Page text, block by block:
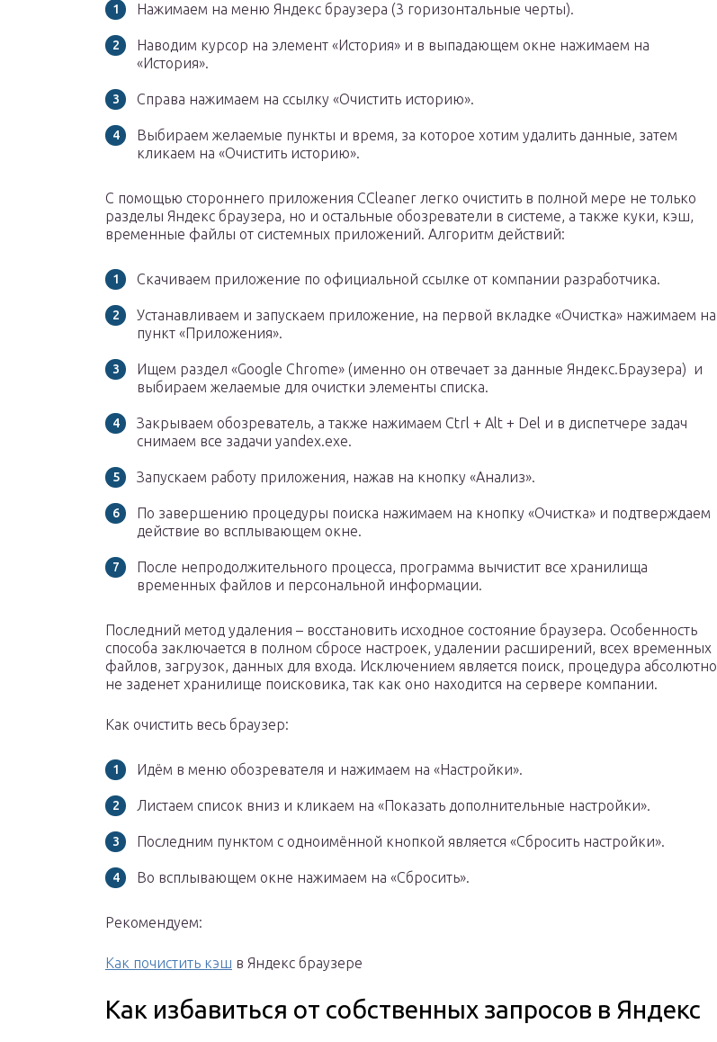
Нажимаем на меню Яндекс браузера (3 горизонтальные черты).
Наводим курсор на элемент «История» и в выпадающем окне нажимаем на
«История».
Справа нажимаем на ссылку «Очистить историю».
Выбираем желаемые пункты и время, за которое хотим удалить данные, затем
кликаем на «Очистить историю».
С помощью стороннего приложения CCleaner легко очистить в полной мере не только
разделы Яндекс браузера, но и остальные обозреватели в системе, а также куки, кэш,
временные файлы от системных приложений. Алгоритм действий:
Скачиваем приложение по официальной ссылке от компании разработчика.
Устанавливаем и запускаем приложение, на первой вкладке «Очистка» нажимаем на
пункт «Приложения».
Ищем раздел «Google Chrome» (именно он отвечает за данные Яндекс.Браузера) и
выбираем желаемые для очистки элементы списка.
Закрываем обозреватель, а также нажимаем Ctrl + Alt + Del и в диспетчере задач
снимаем все задачи yandex.exe.
Запускаем работу приложения, нажав на кнопку «Анализ».
По завершению процедуры поиска нажимаем на кнопку «Очистка» и подтверждаем
действие во всплывающем окне.
После непродолжительного процесса, программа вычистит все хранилища
временных файлов и персональной информации.
Последний метод удаления – восстановить исходное состояние браузера. Особенность
способа заключается в полном сбросе настроек, удалении расширений, всех временных
файлов, загрузок, данных для входа. Исключением является поиск, процедура абсолютно
не заденет хранилище поисковика, так как оно находится на сервере компании.
Как очистить весь браузер:
Идём в меню обозревателя и нажимаем на «Настройки».
Листаем список вниз и кликаем на «Показать дополнительные настройки».
Последним пунктом с одноимённой кнопкой является «Сбросить настройки».
Во всплывающем окне нажимаем на «Сбросить».
Рекомендуем:
Как почистить кэш в Яндекс браузере
Как избавиться от собственных запросов в Яндекс